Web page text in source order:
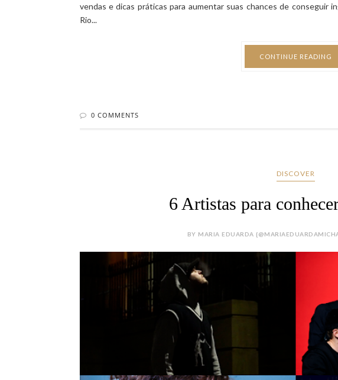
vendas e dicas práticas para aumentar suas chances de conseguir
Rio...
CONTINUE READING
0 COMMENTS
DISCOVER
6 Artistas para
BY MARIA EDUARDA